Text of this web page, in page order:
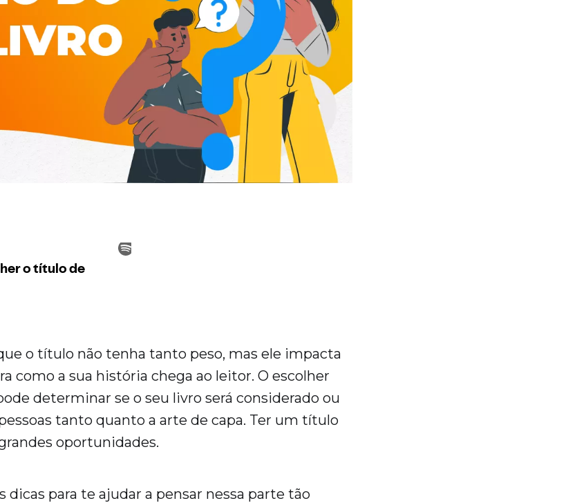
o título não tenha tanto peso, mas ele impacta
como a sua história chega ao leitor. O escolher
determinar se o seu livro será considerado ou
tanto quanto a arte de capa. Ter um título
oportunidades.
dicas para te ajudar a pensar nessa parte tão